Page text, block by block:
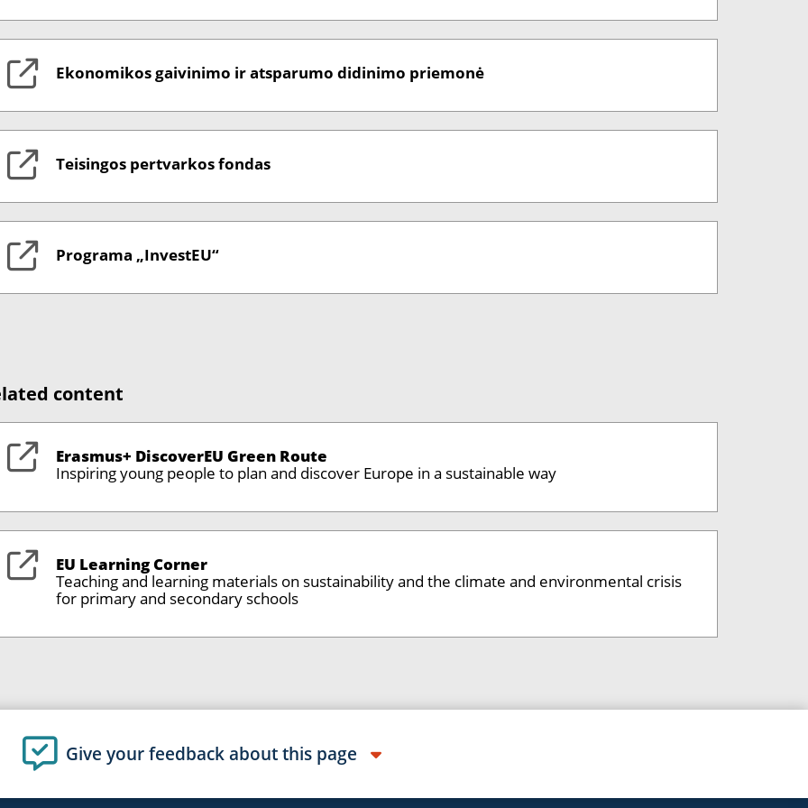
Ekonomikos gaivinimo ir atsparumo didinimo priemonė
Teisingos pertvarkos fondas
Programa „InvestEU“
content
Erasmus+ DiscoverEU Green Route
Inspiring young people to plan and discover Europe in a sustainable way
EU Learning Corner
Teaching and learning materials on sustainability and the climate and environmental crisis
for primary and secondary schools
Give your feedback about this page